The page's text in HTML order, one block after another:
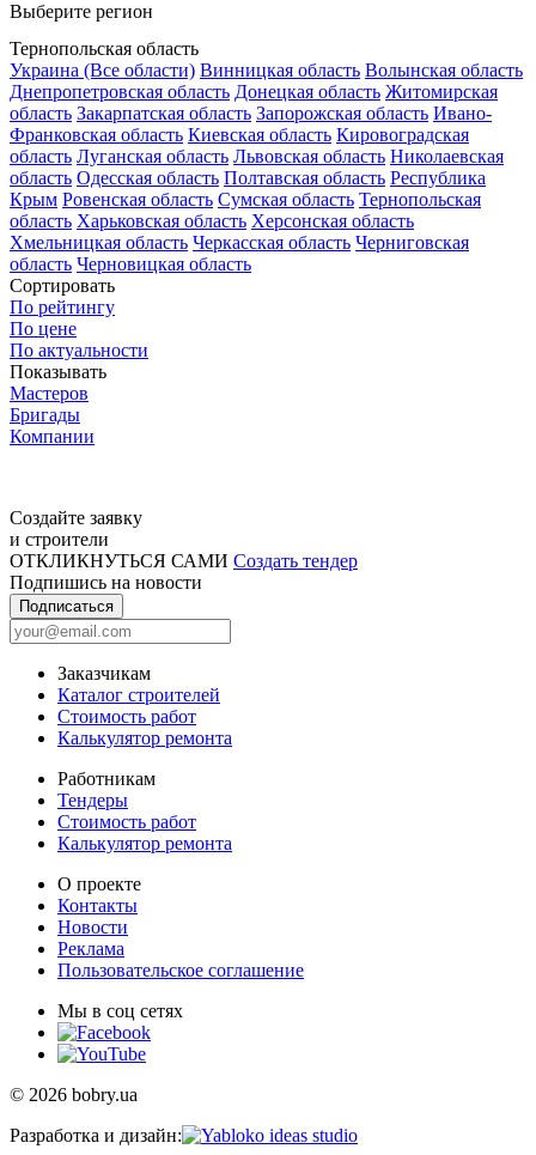
Выберите регион
Тернопольская область
Украина (Все области) Винницкая область Волынская область
Днепропетровская область Донецкая область Житомирская
область Закарпатская область Запорожская область Ивано-
Франковская область Киевская область Кировоградская
область Луганская область Львовская область Николаевская
область Одесская область Полтавская область Республика
Крым Ровенская область Сумская область Тернопольская
область Харьковская область Херсонская область
Хмельницкая область Черкасская область Черниговская
область Черновицкая область
Сортировать
По рейтингу
По цене
По актуальности
Показывать
Мастеров
Бригады
Компании
Создайте заявку
и строители
ОТКЛИКНУТЬСЯ САМИ Создать тендер
Подпишись на новости
Подписаться
Заказчикам
Каталог строителей
Стоимость работ
Калькулятор ремонта
Работникам
Тендеры
Стоимость работ
Калькулятор ремонта
О проекте
Контакты
Новости
Реклама
Пользовательское соглашение
Мы в соц сетях
© 2026 bobry.ua
Разработка и дизайн: